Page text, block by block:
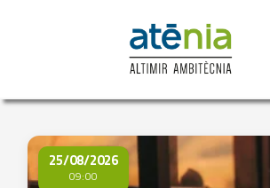
25/08/2026
09:00